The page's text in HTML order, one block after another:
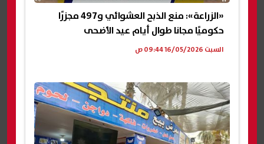
«الزراعة»: منع الذبح العشوائي و497 مجزرًا
حكوميًا مجانا طوال أيام عيد الأضحى
السبت 16/05/2026 09:44 ص